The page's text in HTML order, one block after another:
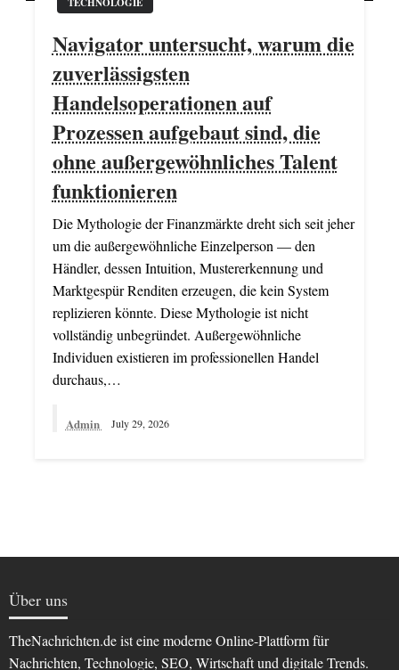
Navigator untersucht, warum die
zuverlässigsten
Handelsoperationen auf
Prozessen aufgebaut sind, die
ohne außergewöhnliches Talent
funktionieren
Die Mythologie der Finanzmärkte dreht sich seit jeher
um die außergewöhnliche Einzelperson — den
Händler, dessen Intuition, Mustererkennung und
Marktgespür Renditen erzeugen, die kein System
replizieren könnte. Diese Mythologie ist nicht
vollständig unbegründet. Außergewöhnliche
Individuen existieren im professionellen Handel
durchaus,…
Admin July 29, 2026
Über uns
TheNachrichten.de ist eine moderne Online-Plattform für
Nachrichten, Technologie, SEO, Wirtschaft und digitale Trends.